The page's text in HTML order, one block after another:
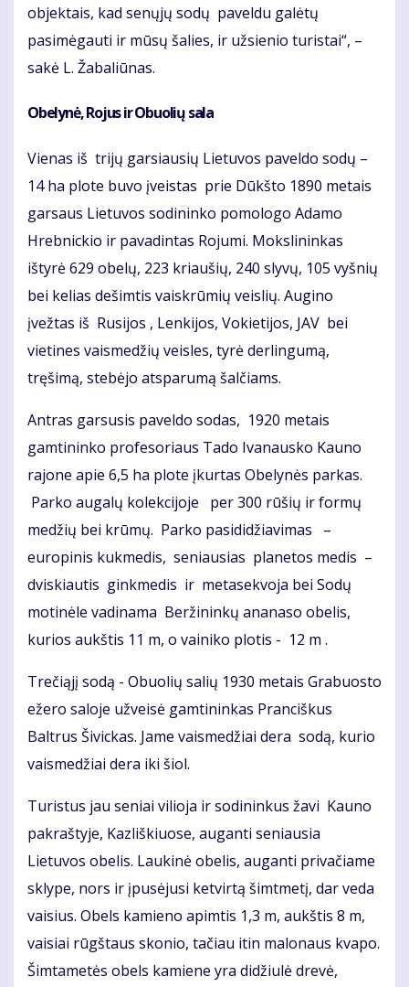
objektais, kad senųjų sodų paveldu galėtų
pasimėgauti ir mūsų šalies, ir užsienio turistai“, –
sakė L. Žabaliūnas.
Obelynė, Rojus ir Obuolių sala
Vienas iš trijų garsiausių Lietuvos paveldo sodų –
14 ha plote buvo įveistas prie Dūkšto 1890 metais
garsaus Lietuvos sodininko pomologo Adamo
Hrebnickio ir pavadintas Rojumi. Mokslininkas
ištyrė 629 obelų, 223 kriaušių, 240 slyvų, 105 vyšnių
bei kelias dešimtis vaiskrūmių veislių. Augino
įvežtas iš Rusijos , Lenkijos, Vokietijos, JAV bei
vietines vaismedžių veisles, tyrė derlingumą,
tręšimą, stebėjo atsparumą šalčiams.
Antras garsusis paveldo sodas, 1920 metais
gamtininko profesoriaus Tado Ivanausko Kauno
rajone apie 6,5 ha plote įkurtas Obelynės parkas.
Parko augalų kolekcijoje per 300 rūšių ir formų
medžių bei krūmų. Parko pasididžiavimas –
europinis kukmedis, seniausias planetos medis –
dviskiautis ginkmedis ir metasekvoja bei Sodų
motinėle vadinama Beržininkų ananaso obelis,
kurios aukštis 11 m, o vainiko plotis - 12 m .
Trečiąjį sodą - Obuolių salių 1930 metais Grabuosto
ežero saloje užveisė gamtininkas Pranciškus
Baltrus Šivickas. Jame vaismedžiai dera sodą, kurio
vaismedžiai dera iki šiol.
Turistus jau seniai vilioja ir sodininkus žavi Kauno
pakraštyje, Kazliškiuose, auganti seniausia
Lietuvos obelis. Laukinė obelis, auganti privačiame
sklype, nors ir įpusėjusi ketvirtą šimtmetį, dar veda
vaisius. Obels kamieno apimtis 1,3 m, aukštis 8 m,
vaisiai rūgštaus skonio, tačiau itin malonaus kvapo.
Šimtametės obels kamiene yra didžiulė drevė,